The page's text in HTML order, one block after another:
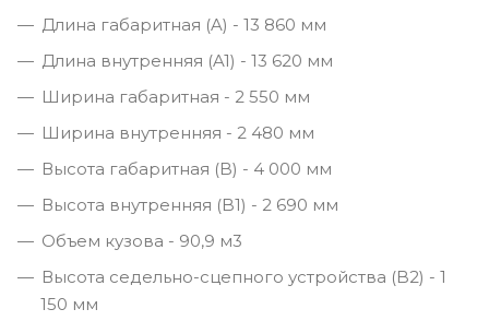
Длина габаритная (A) - 13 860 мм
Длина внутренняя (A1) - 13 620 мм
Ширина габаритная - 2 550 мм
Ширина внутренняя - 2 480 мм
Высота габаритная (B) - 4 000 мм
Высота внутренняя (B1) - 2 690 мм
Объем кузова - 90,9 м3
Высота седельно-сцепного устройства (B2) - 1
150 мм